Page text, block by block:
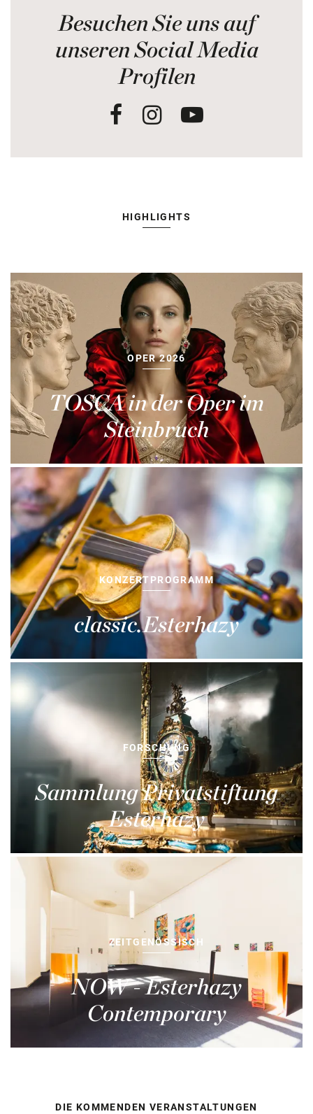
Besuchen Sie uns auf
unseren Social Media
Profilen
FacebookInstagram
HIGHLIGHTS
OPER 2026
TOSCA in der Oper im
Steinbruch
KONZERTPROGRAMM
classic.Esterhazy
FORSCHUNG
Sammlung Privatstiftung
Esterhazy
ZEITGENÖSSISCH
NOW - Esterhazy
Contemporary
DIE KOMMENDEN VERANSTALTUNGEN